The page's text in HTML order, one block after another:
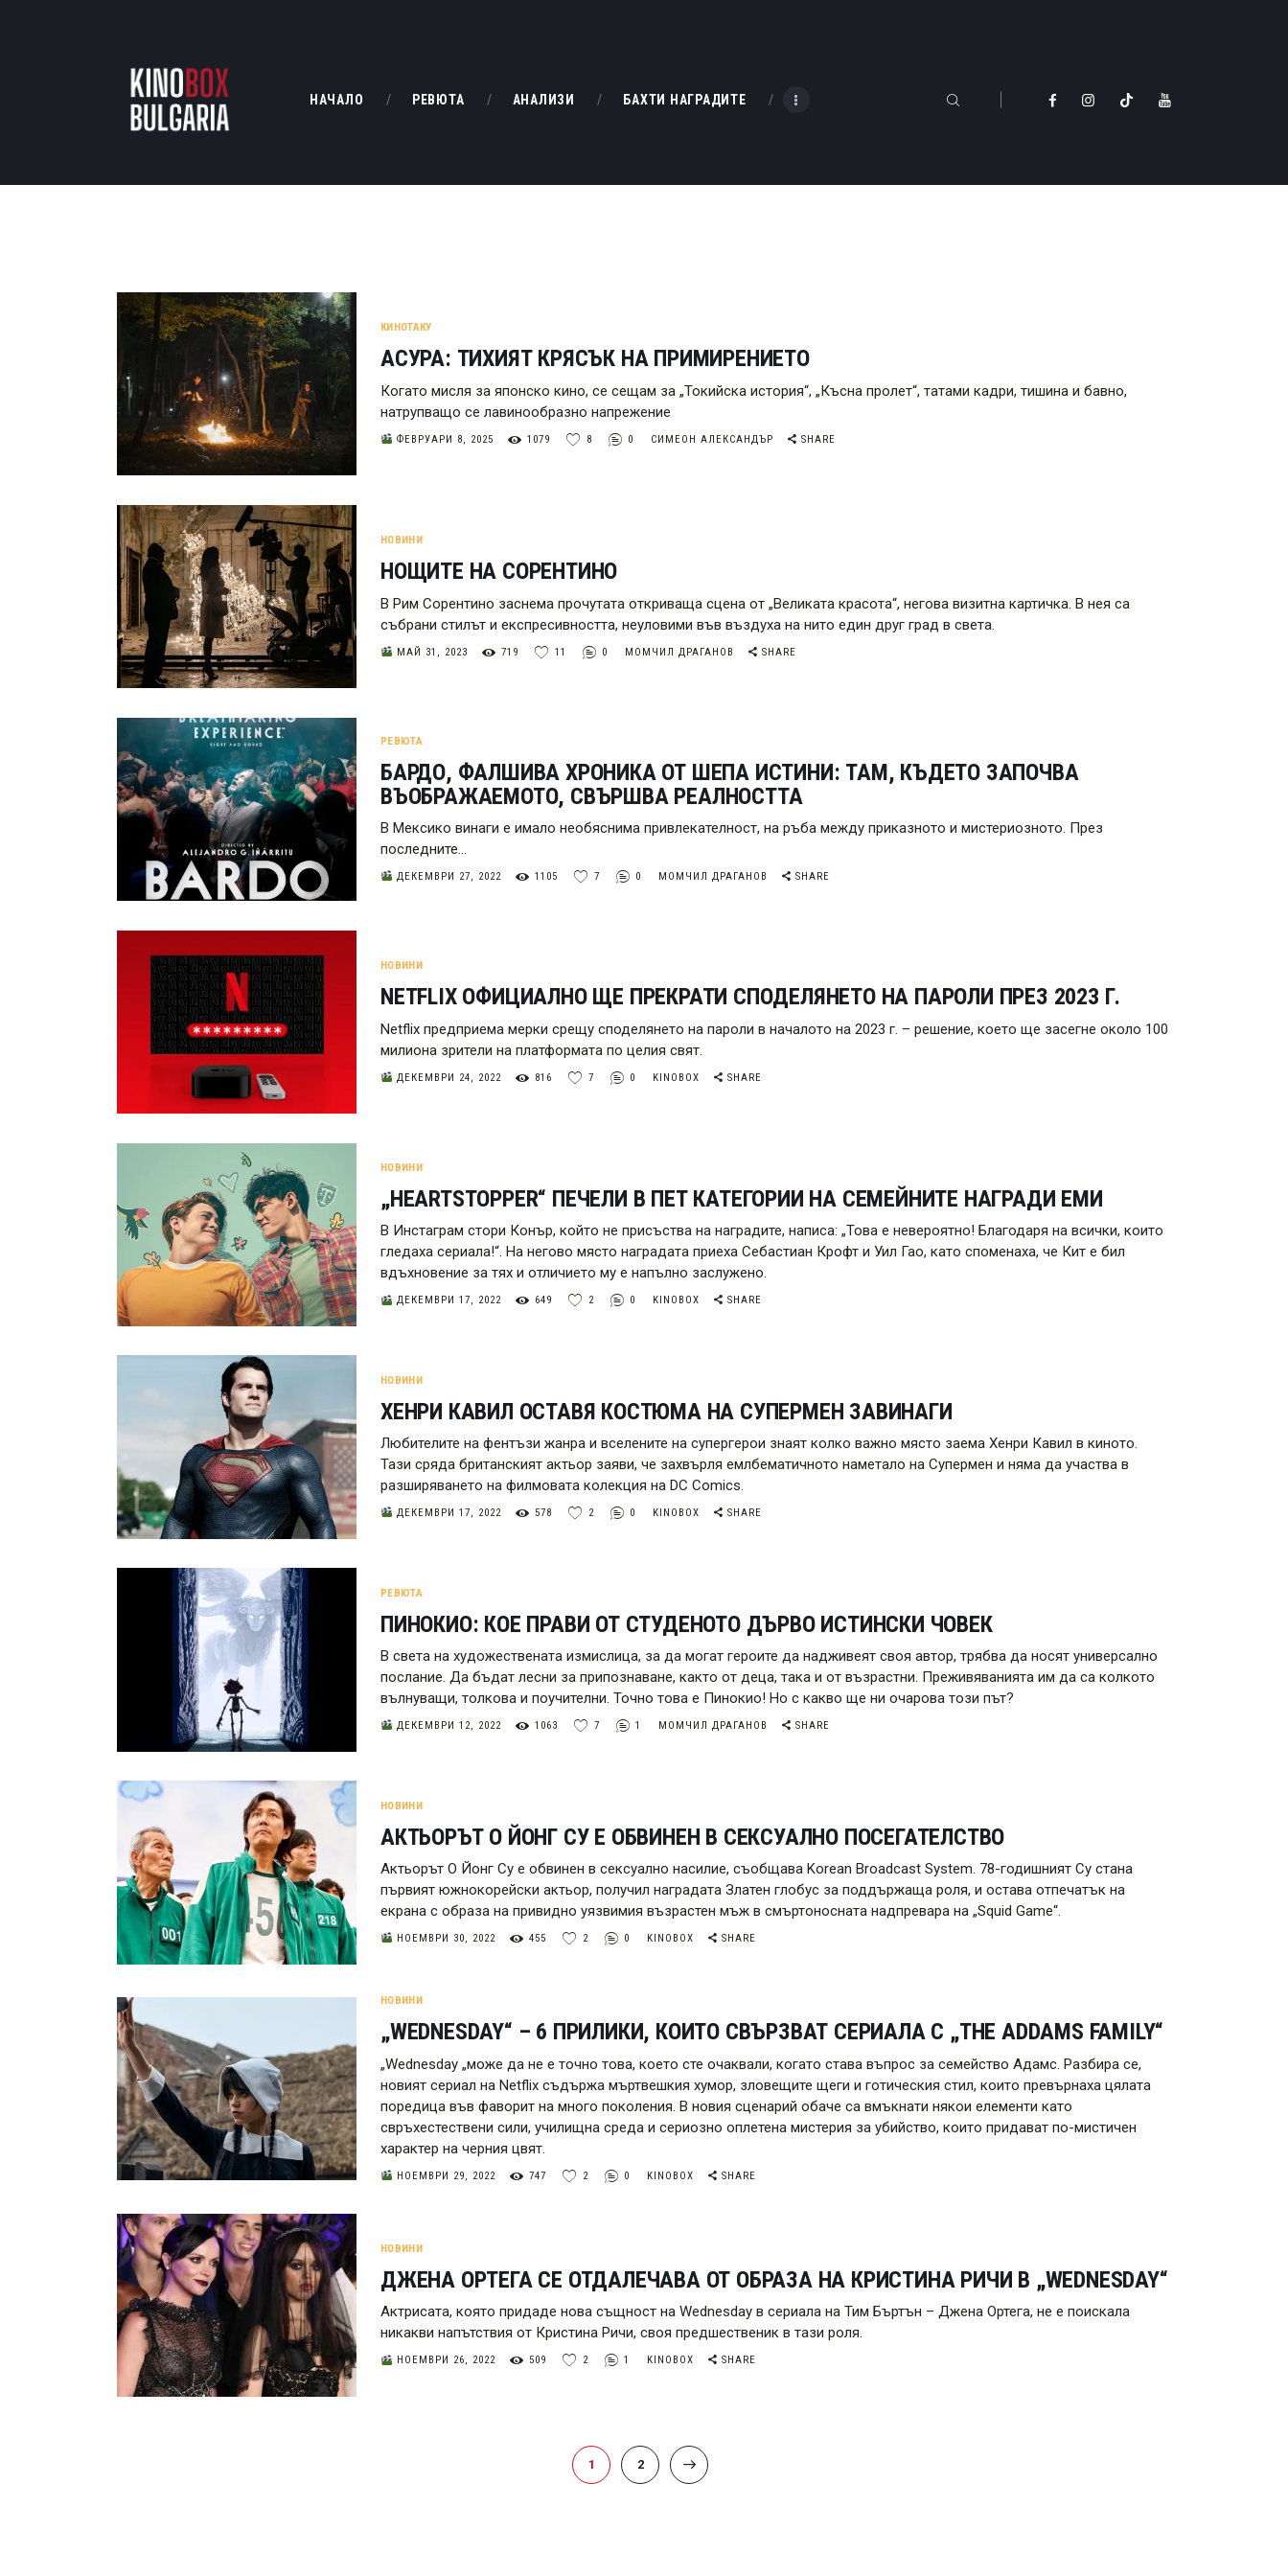
НАЧАЛО РЕВЮТА АНАЛИЗИ БАХТИ НАГРАДИТЕ
РЕВЮТА
БАХТИ НАГРАДИТЕ
КИНОТАКУ
АСУРА: ТИХИЯТ КРЯСЪК НА ПРИМИРЕНИЕТО
Когато мисля за японско кино, се сещам за „Токийска история“, „Късна пролет“, татами кадри, тишина и бавно,
натрупващо се лавинообразно напрежение
ФЕВРУАРИ 8, 2025 1079 8 0 СИМЕОН АЛЕКСАНДЪР SHARE
НОВИНИ
НОЩИТЕ НА СОРЕНТИНО
В Рим Сорентино заснема прочутата откриваща сцена от „Великата красота“, негова визитна картичка. В нея са
събрани стилът и експресивността, неуловими във въздуха на нито един друг град в света.
МАЙ 31, 2023 719 11 0 МОМЧИЛ ДРАГАНОВ SHARE
РЕВЮТА
БАРДО, ФАЛШИВА ХРОНИКА ОТ ШЕПА ИСТИНИ: ТАМ, КЪДЕТО ЗАПОЧВА
ВЪОБРАЖАЕМОТО, СВЪРШВА РЕАЛНОСТТА
В Мексико винаги е имало необяснима привлекателност, на ръба между приказното и мистериозното. През
последните…
ДЕКЕМВРИ 27, 2022 1105 7 0 МОМЧИЛ ДРАГАНОВ SHARE
НОВИНИ
NETFLIX ОФИЦИАЛНО ЩЕ ПРЕКРАТИ СПОДЕЛЯНЕТО НА ПАРОЛИ ПРЕЗ 2023 Г.
Netflix предприема мерки срещу споделянето на пароли в началото на 2023 г. – решение, което ще засегне около 100
милиона зрители на платформата по целия свят.
ДЕКЕМВРИ 24, 2022 816 7 0 KINOBOX SHARE
НОВИНИ
„HEARTSTOPPER“ ПЕЧЕЛИ В ПЕТ КАТЕГОРИИ НА СЕМЕЙНИТЕ НАГРАДИ ЕМИ
В Инстаграм стори Конър, който не присъства на наградите, написа: „Това е невероятно! Благодаря на всички, които
гледаха сериала!“. На негово място наградата приеха Себастиан Крофт и Уил Гао, като споменаха, че Кит е бил
вдъхновение за тях и отличието му е напълно заслужено.
ДЕКЕМВРИ 17, 2022 649 2 0 KINOBOX SHARE
НОВИНИ
ХЕНРИ КАВИЛ ОСТАВЯ КОСТЮМА НА СУПЕРМЕН ЗАВИНАГИ
Любителите на фентъзи жанра и вселените на супергерои знаят колко важно място заема Хенри Кавил в киното.
Тази сряда британският актьор заяви, че захвърля емлбематичното наметало на Супермен и няма да участва в
разширяването на филмовата колекция на DC Comics.
ДЕКЕМВРИ 17, 2022 578 2 0 KINOBOX SHARE
РЕВЮТА
ПИНОКИО: КОЕ ПРАВИ ОТ СТУДЕНОТО ДЪРВО ИСТИНСКИ ЧОВЕК
В света на художествената измислица, за да могат героите да надживеят своя автор, трябва да носят универсално
послание. Да бъдат лесни за припознаване, както от деца, така и от възрастни. Преживяванията им да са колкото
вълнуващи, толкова и поучителни. Точно това е Пинокио! Но с какво ще ни очарова този път?
ДЕКЕМВРИ 12, 2022 1063 7 1 МОМЧИЛ ДРАГАНОВ SHARE
НОВИНИ
АКТЬОРЪТ О ЙОНГ СУ Е ОБВИНЕН В СЕКСУАЛНО ПОСЕГАТЕЛСТВО
Актьорът О Йонг Су е обвинен в сексуално насилие, съобщава Korean Broadcast System. 78-годишният Су стана
първият южнокорейски актьор, получил наградата Златен глобус за поддържаща роля, и остава отпечатък на
екрана с образа на привидно уязвимия възрастен мъж в смъртоносната надпревара на „Squid Game“.
НОЕМВРИ 30, 2022 455 2 0 KINOBOX SHARE
НОВИНИ
„WEDNESDAY“ – 6 ПРИЛИКИ, КОИТО СВЪРЗВАТ СЕРИАЛА С „THE ADDAMS FAMILY“
„Wednesday „може да не е точно това, което сте очаквали, когато става въпрос за семейство Адамс. Разбира се,
новият сериал на Netflix съдържа мъртвешкия хумор, зловещите щеги и готическия стил, които превърнаха цялата
поредица във фаворит на много поколения. В новия сценарий обаче са вмъкнати някои елементи като
свръхестествени сили, училищна среда и сериозно оплетена мистерия за убийство, които придават по-мистичен
характер на черния цвят.
НОЕМВРИ 29, 2022 747 2 0 KINOBOX SHARE
НОВИНИ
ДЖЕНА ОРТЕГА СЕ ОТДАЛЕЧАВА ОТ ОБРАЗА НА КРИСТИНА РИЧИ В „WEDNESDAY“
Актрисата, която придаде нова същност на Wednesday в сериала на Тим Бъртън – Джена Ортега, не е поискала
никакви напътствия от Кристина Ричи, своя предшественик в тази роля.
НОЕМВРИ 26, 2022 509 2 1 KINOBOX SHARE
PAGE
1 PAGE
2